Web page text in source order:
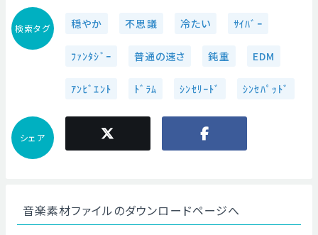
検索タグ 穏やか 不思議 冷たい ｻｲﾊﾞｰ
ﾌｧﾝﾀｼﾞｰ 普通の速さ 鈍重 EDM
ｱﾝﾋﾞｴﾝﾄ ﾄﾞﾗﾑ ｼﾝｾﾘｰﾄﾞ ｼﾝｾﾊﾟｯﾄﾞ
シェア
音楽素材ファイルのダウンロードページへ